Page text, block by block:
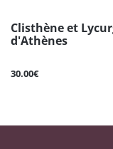
Clisthène et
d'Athènes
30.00€